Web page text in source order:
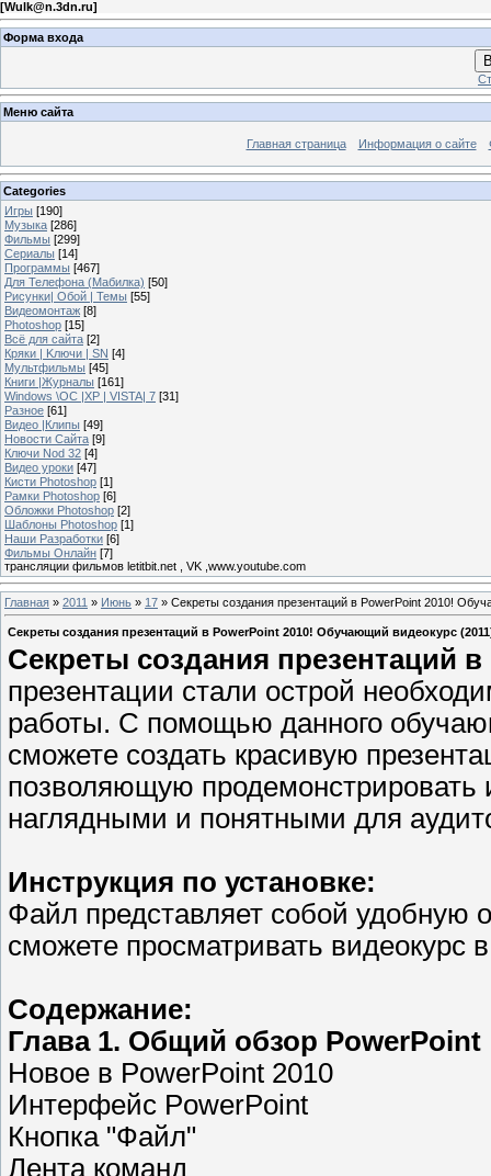
[Wulk@n.3dn.ru]
Форма входа
Меню сайта
Главная страница Информация о сайте
Categories
Игры [190]
Музыка [286]
Фильмы [299]
Сериалы [14]
Программы [467]
Для Телефона (Мабилка) [50]
Рисунки| Обой | Темы [55]
Видеомонтаж [8]
Photoshop [15]
Всё для сайта [2]
Кряки | Kлючи | SN [4]
Мультфильмы [45]
Книги |Журналы [161]
Windows \OC |XP | VISTA| 7 [31]
Разное [61]
Видео |Клипы [49]
Новости Сайта [9]
Ключи Nod 32 [4]
Видео уроки [47]
Кисти Photoshop [1]
Рамки Photoshop [6]
Обложки Photoshop [2]
Шаблоны Photoshop [1]
Наши Разработки [6]
Фильмы Онлайн [7]
трансляции фильмов letitbit.net , VK ,www.youtube.com
Главная » 2011 » Июнь » 17 » Секреты создания презентаций в PowerPoint 2010!
Секреты создания презентаций в PowerPoint 2010! Обучающий видеокурс
Секреты создания презентаций
презентации стали острой
работы. С помощью данного
сможете создать красивую
позволяющую продемонстрировать
наглядными и понятными для
Инструкция по установке:
Файл представляет собой удобную
сможете просматривать видеокурс
Содержание:
Глава 1. Общий обзор PowerPoint
Новое в PowerPoint 2010
Интерфейс PowerPoint
Кнопка "Файл"
Лента команд